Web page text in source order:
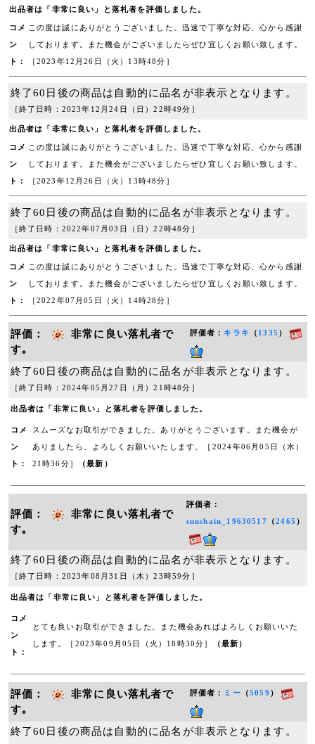
出品者は「非常に良い」と落札者を評価しました。
コメ
ン
ト：
この度は誠にありがとうございました。迅速で丁寧な対応、心から感謝
しております。また機会がございましたらぜひ宜しくお願い致します。
［2023年12月26日（火）13時48分］
終了60日後の商品は自動的に品名が非表示となります。
［終了日時：2023年12月24日（日）22時49分］
出品者は「非常に良い」と落札者を評価しました。
コメ
ン
ト：
この度は誠にありがとうございました。迅速で丁寧な対応、心から感謝
しております。また機会がございましたらぜひ宜しくお願い致します。
［2023年12月26日（火）13時48分］
終了60日後の商品は自動的に品名が非表示となります。
［終了日時：2022年07月03日（日）22時48分］
出品者は「非常に良い」と落札者を評価しました。
コメ
ン
ト：
この度は誠にありがとうございました。迅速で丁寧な対応、心から感謝
しております。また機会がございましたらぜひ宜しくお願い致します。
［2022年07月05日（火）14時28分］
評価：
非常に良い落札者で
す｡
評価者： キラキ （ 1335 ）
終了60日後の商品は自動的に品名が非表示となります。
［終了日時：2024年05月27日（月）21時48分］
出品者は「非常に良い」と落札者を評価しました。
コメ
ン
ト：
スムーズなお取引ができました。ありがとうございます。また機会が
ありましたら、よろしくお願いいたします。［2024年06月05日（水）
21時36分］ （最新）
評価：
非常に良い落札者で
す｡
評価者：
sunshain_19630517 （2465 ）
終了60日後の商品は自動的に品名が非表示となります。
［終了日時：2023年08月31日（木）23時59分］
出品者は「非常に良い」と落札者を評価しました。
コメ
ン
ト：
とても良いお取引ができました。また機会あればよろしくお願いいた
します。［2023年09月05日（火）18時30分］ （最新）
評価：
非常に良い落札者で
す｡
評価者： ミー （5059 ）
終了60日後の商品は自動的に品名が非表示となります。